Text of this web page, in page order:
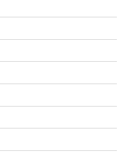
い場合、再度LINE又はお電話を